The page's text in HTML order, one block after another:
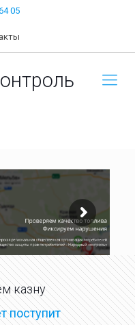
05
казну
поступит